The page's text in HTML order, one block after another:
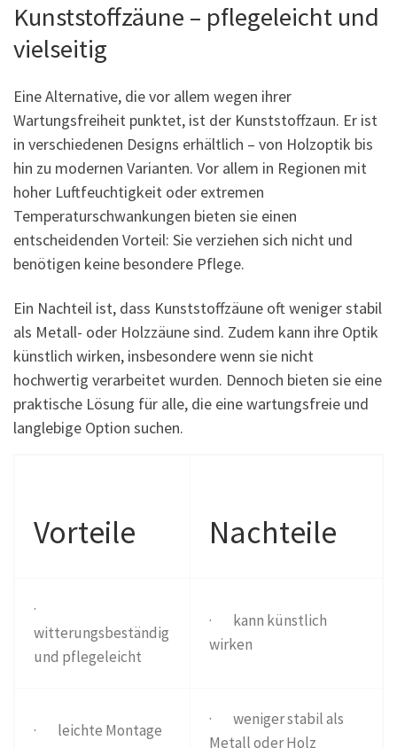
Kunststoffzäune – pflegeleicht und
vielseitig
Eine Alternative, die vor allem wegen ihrer
Wartungsfreiheit punktet, ist der Kunststoffzaun. Er ist
in verschiedenen Designs erhältlich – von Holzoptik bis
hin zu modernen Varianten. Vor allem in Regionen mit
hoher Luftfeuchtigkeit oder extremen
Temperaturschwankungen bieten sie einen
entscheidenden Vorteil: Sie verziehen sich nicht und
benötigen keine besondere Pflege.
Ein Nachteil ist, dass Kunststoffzäune oft weniger stabil
als Metall- oder Holzzäune sind. Zudem kann ihre Optik
künstlich wirken, insbesondere wenn sie nicht
hochwertig verarbeitet wurden. Dennoch bieten sie eine
praktische Lösung für alle, die eine wartungsfreie und
langlebige Option suchen.
Vorteile Nachteile
·
witterungsbeständig
und pflegeleicht
· kann künstlich
wirken
· leichte Montage
· weniger stabil als
Metall oder Holz